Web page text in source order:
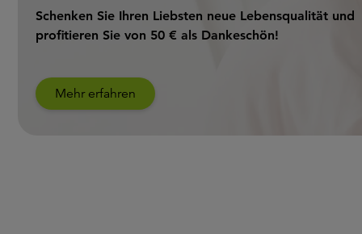
Schenken Sie Ihren Liebsten neue Lebensqualität und
profitieren Sie von 50 € als Dankeschön!
Mehr erfahren